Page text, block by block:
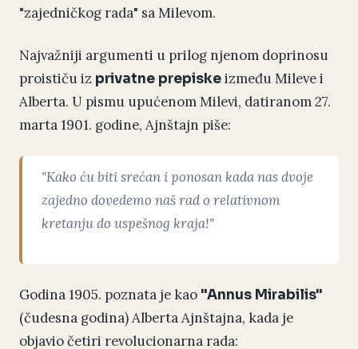
"zajedničkog rada" sa Milevom.
Najvažniji argumenti u prilog njenom doprinosu
proističu iz privatne prepiskeizmeđu Mileve i
Alberta. U pismu upućenom Milevi, datiranom 27.
marta 1901. godine, Ajnštajn piše:
"Kako ću biti srećan i ponosan kada nas dvoje
zajedno dovedemo naš rad o relativnom
kretanju do uspešnog kraja!"
Godina 1905. poznata je kao "Annus Mirabilis"
(čudesna godina) Alberta Ajnštajna, kada je
objavio četiri revolucionarna rada: